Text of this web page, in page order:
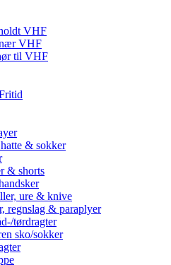
VHF
VHF
til VHF
& sokker
& shorts
ure & knive
regnslag & paraplyer
tørdragter
sko/sokker